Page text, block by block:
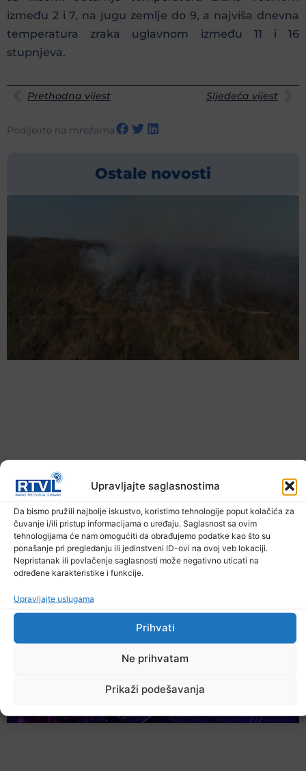
Upravljajte saglasnostima
Da bismo pružili najbolje iskustvo, koristimo tehnologije poput kolačića za
čuvanje i/ili pristup informacijama o uređaju. Saglasnost sa ovim
tehnologijama će nam omogućiti da obrađujemo podatke kao što su
ponašanje pri pregledanju ili jedinstveni ID-ovi na ovoj veb lokaciji.
Nepristanak ili povlačenje saglasnosti može negativno uticati na
određene karakteristike i funkcije.
Upravljajte uslugama
Prihvati
Ne prihvatam
Prikaži podešavanja
između 2 i 7, na jugu zemlje do 9, a najviša dnevna
temperatura zraka uglavnom između 11 i 16
stupnjeva.
Prethodna vijest Sljedeća vijest
Podijelite na mrežama
Ostale novosti
U TK povećan broj požara
7. Augusta 2026.